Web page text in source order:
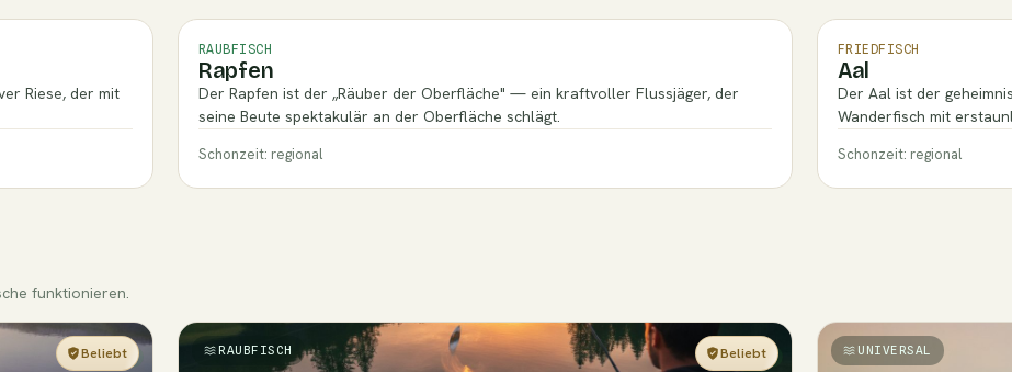
Riese, der mit
RAUBFISCH
Rapfen
Der Rapfen ist der „Räuber der Oberfläche" — ein kraftvoller Flussjäger, der
seine Beute spektakulär an der Oberfläche schlägt.
Schonzeit: regional
FRIEDFISCH
Aal
Der Aal ist der
Wanderfisch mit
Schonzeit: regional
funktionieren.
Beliebt
Einsteiger RAUBFISCH Beliebt
Einsteiger UNIVERSAL